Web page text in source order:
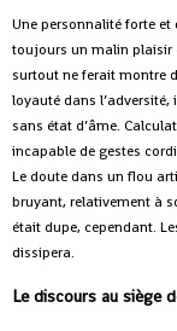
Une personnalité forte et
toujours un malin plaisir
surtout ne ferait montre
loyauté dans l’adversité,
sans état d’âme.
incapable de gestes
Le doute dans un flou
bruyant, relativement à
était dupe, cependant.
dissipera.
Le discours au siège